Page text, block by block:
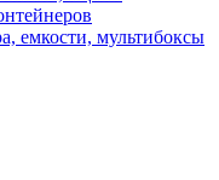
емкости, мультибоксы